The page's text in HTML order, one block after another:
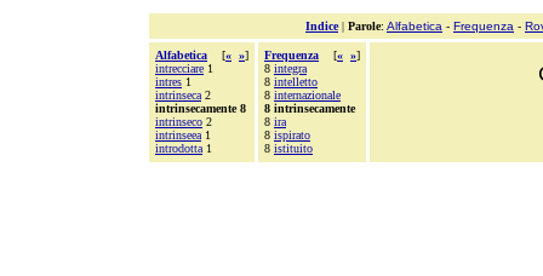
Indice| Parole: Alfabetica - Frequenza -
Alfabetica [« »]
intrecciare 1
intres 1
intrinseca 2
intrinsecamente 8
intrinseco 2
intrinseea 1
introdotta 1
Frequenza [« »]
8 integra
8 intelletto
8 internazionale
8 intrinsecamente
8 ira
8 ispirato
8 istituito